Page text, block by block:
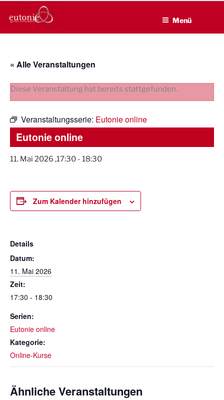
Inhalt
EUTONIE.DE
Lebensbalance durch körperliche Selbsterfahrung
Menü
« Alle Veranstaltungen
Diese Veranstaltung hat bereits stattgefunden.
Veranstaltungsserie: Eutonie online
Eutonie online
11. Mai 2026 ,17:30 - 18:30
Zum Kalender hinzufügen
Details
Datum:
11. Mai 2026
Zeit:
17:30 - 18:30
Serien:
Eutonie online
Kategorie:
Online-Kurse
Ähnliche Veranstaltungen